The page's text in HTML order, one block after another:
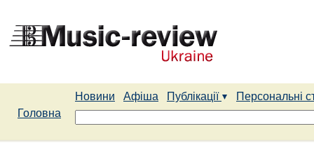
Новини Афіша Публікації
Персональні
Головна